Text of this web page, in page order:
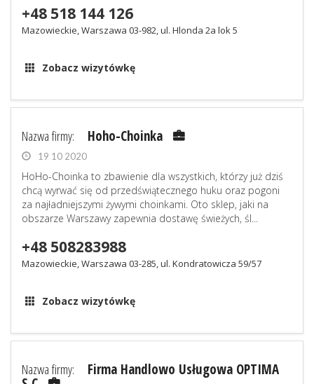
+48 518 144 126
Mazowieckie, Warszawa 03-982, ul. Hlonda 2a lok 5
Zobacz wizytówkę
Nazwa firmy: Hoho-Choinka
19 10 2020
HoHo-Choinka to zbawienie dla wszystkich, którzy już dziś
chcą wyrwać się od przedświątecznego huku oraz pogoni
za najładniejszymi żywymi choinkami. Oto sklep, jaki na
obszarze Warszawy zapewnia dostawę świeżych, śl...
+48 508283988
Mazowieckie, Warszawa 03-285, ul. Kondratowicza 59/57
Zobacz wizytówkę
Nazwa firmy: Firma Handlowo Usługowa OPTIMA